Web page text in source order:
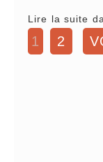
Lire la suite
1 2